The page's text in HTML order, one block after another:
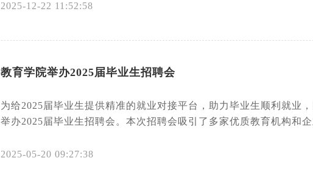
2025-12-22 11:52:58
教育学院举办2025届毕业生招聘会
为给2025届毕业生提供精准的就业对接平台，助力毕业生顺利就业
举办2025届毕业生招聘会。本次招聘会吸引了多家优质教育机构和
2025-05-20 09:27:38